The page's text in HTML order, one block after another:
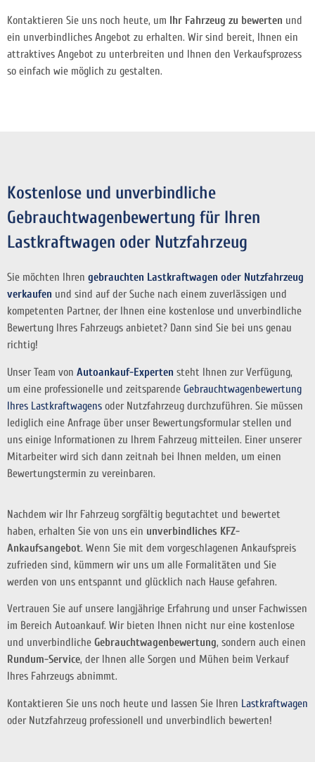
Kontaktieren Sie uns noch heute, um Ihr Fahrzeug zu bewerten und
ein unverbindliches Angebot zu erhalten. Wir sind bereit, Ihnen ein
attraktives Angebot zu unterbreiten und Ihnen den Verkaufsprozess
so einfach wie möglich zu gestalten.
Kostenlose und unverbindliche
Gebrauchtwagenbewertung für Ihren
Lastkraftwagen oder Nutzfahrzeug
Sie möchten Ihren gebrauchten Lastkraftwagen oder Nutzfahrzeug
verkaufen und sind auf der Suche nach einem zuverlässigen und
kompetenten Partner, der Ihnen eine kostenlose und unverbindliche
Bewertung Ihres Fahrzeugs anbietet? Dann sind Sie bei uns genau
richtig!
Unser Team von Autoankauf-Experten steht Ihnen zur Verfügung,
um eine professionelle und zeitsparende Gebrauchtwagenbewertung
Ihres Lastkraftwagens oder Nutzfahrzeug durchzuführen. Sie müssen
lediglich eine Anfrage über unser Bewertungsformular stellen und
uns einige Informationen zu Ihrem Fahrzeug mitteilen. Einer unserer
Mitarbeiter wird sich dann zeitnah bei Ihnen melden, um einen
Bewertungstermin zu vereinbaren.
Nachdem wir Ihr Fahrzeug sorgfältig begutachtet und bewertet
haben, erhalten Sie von uns ein unverbindliches KFZ-
Ankaufsangebot. Wenn Sie mit dem vorgeschlagenen Ankaufspreis
zufrieden sind, kümmern wir uns um alle Formalitäten und Sie
werden von uns entspannt und glücklich nach Hause gefahren.
Vertrauen Sie auf unsere langjährige Erfahrung und unser Fachwissen
im Bereich Autoankauf. Wir bieten Ihnen nicht nur eine kostenlose
und unverbindliche Gebrauchtwagenbewertung, sondern auch einen
Rundum-Service, der Ihnen alle Sorgen und Mühen beim Verkauf
Ihres Fahrzeugs abnimmt.
Kontaktieren Sie uns noch heute und lassen Sie Ihren Lastkraftwagen
oder Nutzfahrzeug professionell und unverbindlich bewerten!